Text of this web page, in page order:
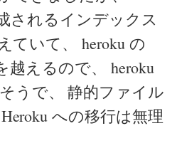
されるインデックス
ていて、 heroku の
越えるので、 heroku
うで、 静的ファイル
への移行は無理